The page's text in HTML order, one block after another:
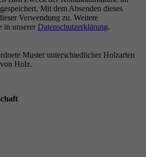
Mit dem Absenden dieses
Verwendung zu. Weitere
in unserer Datenschutzerklärung.